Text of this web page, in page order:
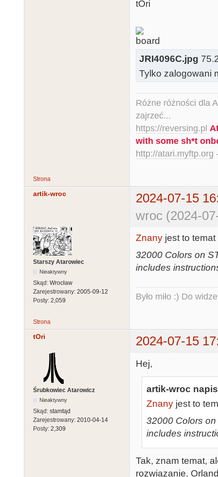
tOri
JRI4096C.jpg
Tylko zalogowani
Różne różności dla
zajrzeć...
https://reversing.pl
with some sh*t
http://atari.myftp.org
Strona
artik-wroc
2024-07-15
wroc (2024-
Starszy Atarowiec
Nieaktywny
Skąd: Wrocław
Zarejestrowany: 2005-09-12
Posty: 2,059
Znany jest to temat
32000 Colors on
includes
Było miło :) Do
Strona
tOri 2024-07-15
Śrubkowiec Atarowicz
Nieaktywny
Skąd: stamtąd
Zarejestrowany: 2010-04-14
Posty: 2,309
Hej,
artik-wroc
Znany jest to
32000 Colors
includes
Tak, znam temat,
rozwiązanie.